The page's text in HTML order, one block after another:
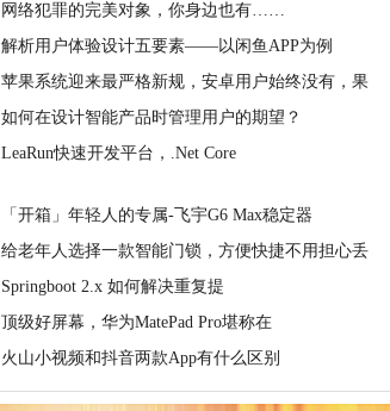
网络犯罪的完美对象，你身边也有……
解析用户体验设计五要素——以闲鱼APP为例
苹果系统迎来最严格新规，安卓用户始终没有，果
如何在设计智能产品时管理用户的期望？
LeaRun快速开发平台，.Net Core
「开箱」年轻人的专属-飞宇G6 Max稳定器
给老年人选择一款智能门锁，方便快捷不用担心丢
Springboot 2.x 如何解决重复提
顶级好屏幕，华为MatePad Pro堪称在
火山小视频和抖音两款App有什么区别